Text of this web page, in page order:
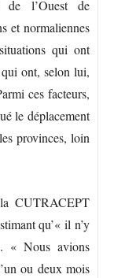
de l’Ouest de
et normaliennes
qui ont
ont, selon lui,
ces facteurs,
le déplacement
provinces, loin
CUTRACEPT
qu’« il n’y
« Nous avions
ou deux mois